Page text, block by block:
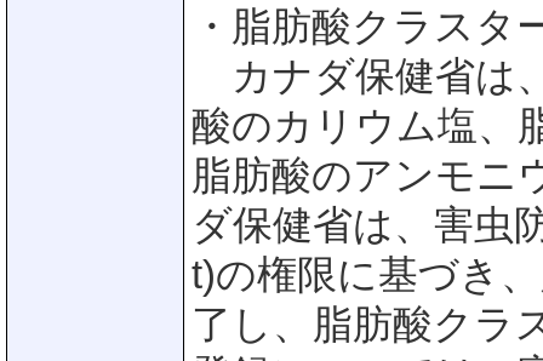
・脂肪酸クラスタ
カナダ保健省は
酸のカリウム塩、
脂肪酸のアンモニ
ダ保健省は、害虫
t)の権限に基づき
了し、脂肪酸クラ